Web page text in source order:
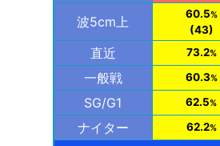
波5cm上 60.5%
(43)
直近 73.2%
一般戦 60.3%
SG/G1 62.5%
ナイター 62.2%